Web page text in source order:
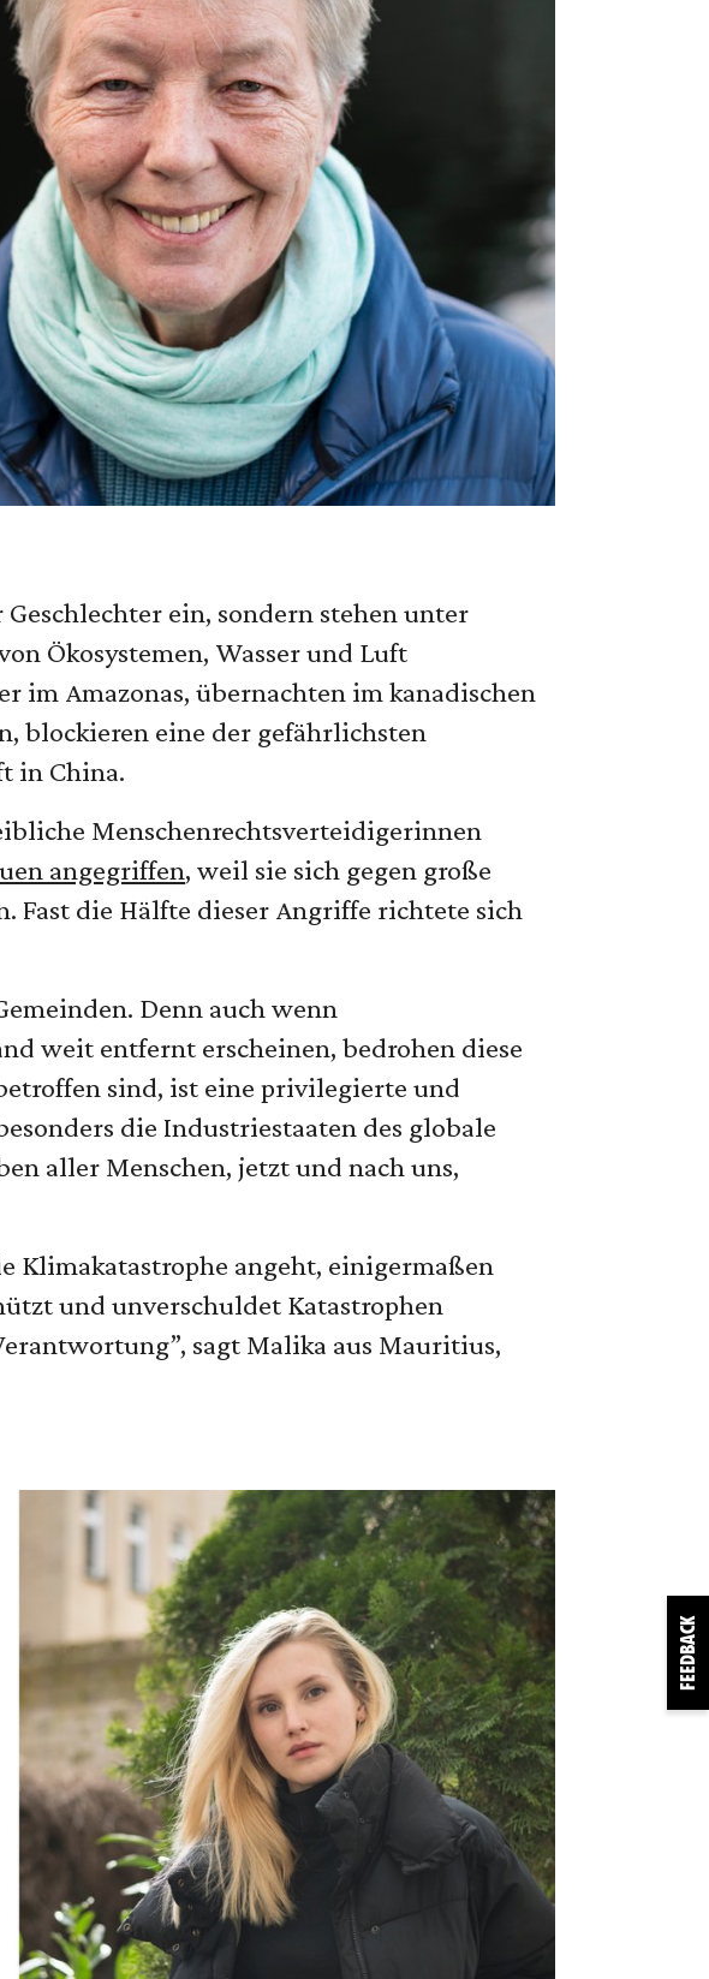
ein, sondern stehen unter
Ökosystemen, Wasser und Luft
im Amazonas, übernachten im kanadischen
blockieren eine der gefährlichsten
in China.
Menschenrechtsverteidigerinnen
angegriffen, weil sie sich gegen große
Fast die Hälfte dieser Angriffe richtete sich
Denn auch wenn
weit entfernt erscheinen, bedrohen diese
sind, ist eine privilegierte und
die Industriestaaten des globale
aller Menschen, jetzt und nach uns,
Klimakatastrophe angeht, einigermaßen
und unverschuldet Katastrophen
sagt Malika aus Mauritius,
FEEDBACK